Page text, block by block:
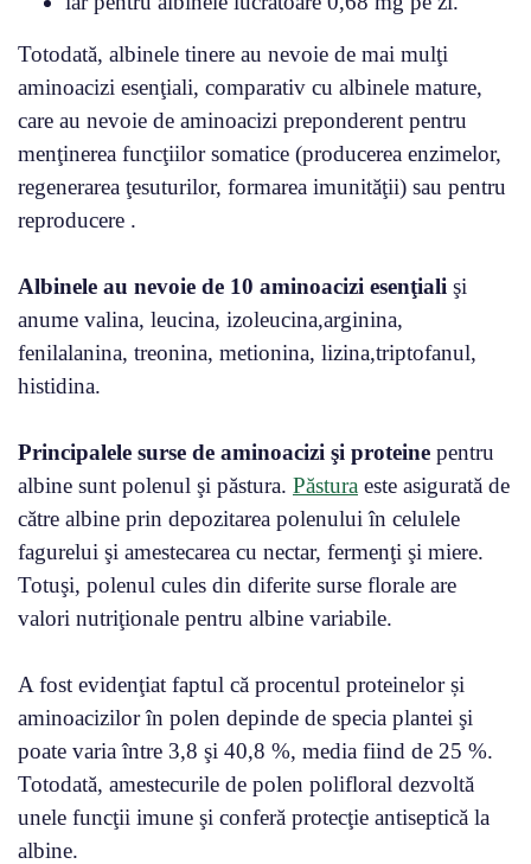
Totodată, albinele tinere au nevoie de mai mulţi
aminoacizi esenţiali, comparativ cu albinele mature,
care au nevoie de aminoacizi preponderent pentru
menţinerea funcţiilor somatice (producerea enzimelor,
regenerarea ţesuturilor, formarea imunităţii) sau pentru
reproducere .
Albinele au nevoie de 10 aminoacizi esenţiali şi
anume valina, leucina, izoleucina,arginina,
fenilalanina, treonina, metionina, lizina,triptofanul,
histidina.
Principalele surse de aminoacizi şi proteine pentru
albine sunt polenul şi păstura. Păstura este asigurată de
către albine prin depozitarea polenului în celulele
fagurelui şi amestecarea cu nectar, fermenţi şi miere.
Totuşi, polenul cules din diferite surse florale are
valori nutriţionale pentru albine variabile.
A fost evidenţiat faptul că procentul proteinelor și
aminoacizilor în polen depinde de specia plantei şi
poate varia între 3,8 şi 40,8 %, media fiind de 25 %.
Totodată, amestecurile de polen polifloral dezvoltă
unele funcţii imune şi conferă protecţie antiseptică la
albine.